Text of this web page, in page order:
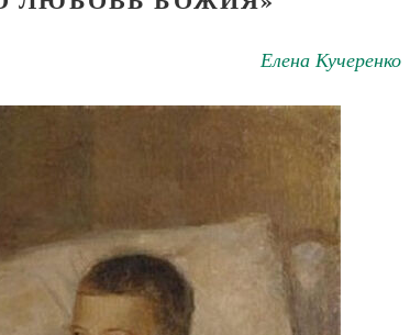
Елена Кучеренко